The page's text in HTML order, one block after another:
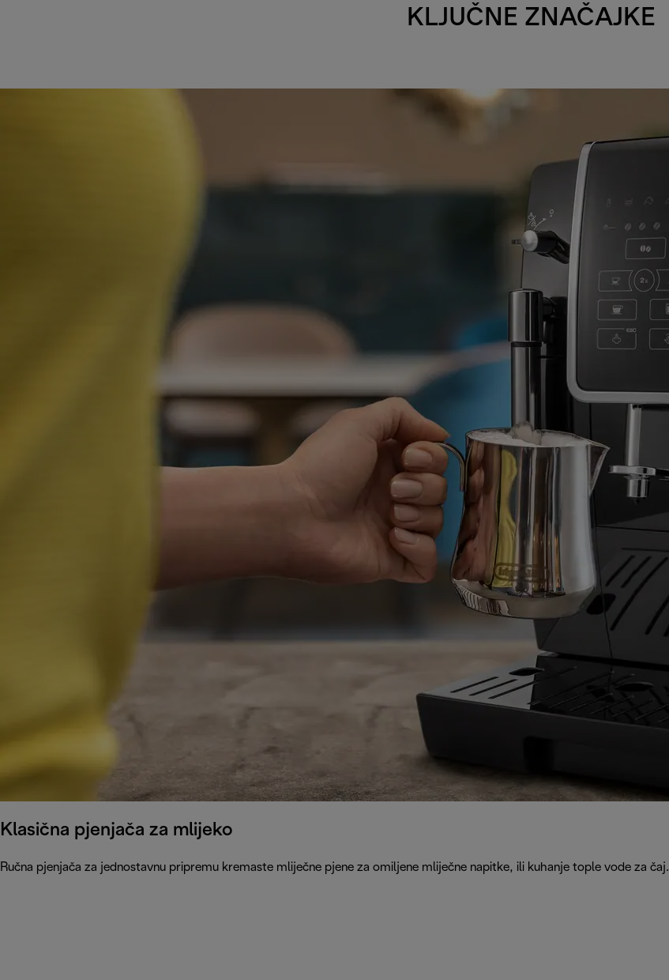
KLJUČNE ZNAČAJKE
Klasična pjenjača za mlijeko
Ručna pjenjača za jednostavnu pripremu kremaste mliječne pjene za omiljene mliječne napitke, ili kuhanje tople vode za čaj.